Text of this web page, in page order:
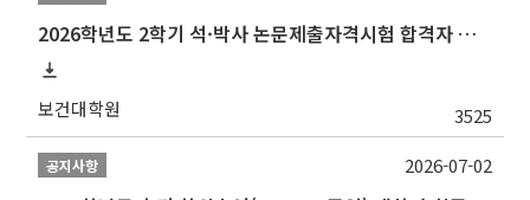
2026학년도 2학기 석·박사 논문제출자격시험 합격자 공고(TSQ Exam Result)
보건대학원 3525
공지사항 2026-07-02